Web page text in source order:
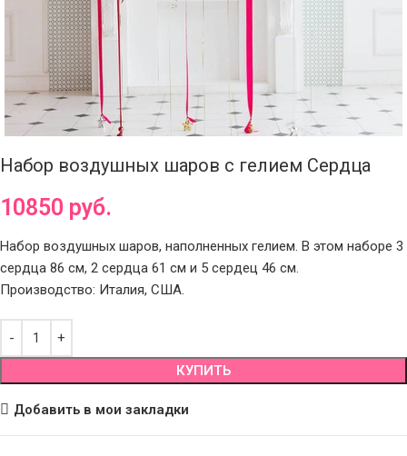
Набор воздушных шаров с гелием Сердца
10850 руб.
Набор воздушных шаров, наполненных гелием. В этом наборе 3
сердца 86 см, 2 сердца 61 см и 5 сердец 46 см.
Производство: Италия, США.
КУПИТЬ
Добавить в мои закладки